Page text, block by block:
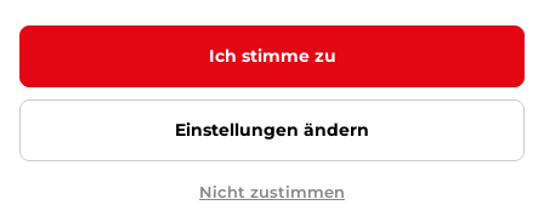
5
Ich stimme zu
Einstellungen ändern
Nicht zustimmen